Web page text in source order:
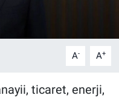
A- A+
ticaret, enerji,